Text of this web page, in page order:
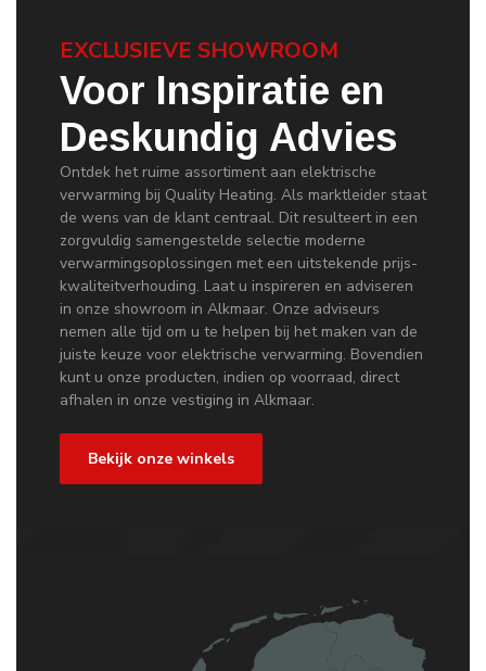
EXCLUSIEVE SHOWROOM
Voor Inspiratie en
Deskundig Advies
Ontdek het ruime assortiment aan elektrische
verwarming bij Quality Heating. Als marktleider staat
de wens van de klant centraal. Dit resulteert in een
zorgvuldig samengestelde selectie moderne
verwarmingsoplossingen met een uitstekende prijs-
kwaliteitverhouding. Laat u inspireren en adviseren
in onze showroom in Alkmaar. Onze adviseurs
nemen alle tijd om u te helpen bij het maken van de
juiste keuze voor elektrische verwarming. Bovendien
kunt u onze producten, indien op voorraad, direct
afhalen in onze vestiging in Alkmaar.
Bekijk onze winkels